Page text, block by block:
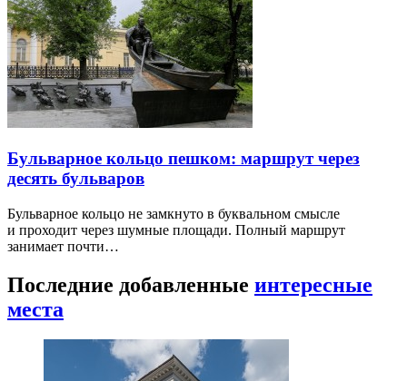
Бульварное кольцо пешком: маршрут через
десять бульваров
Бульварное кольцо не замкнуто в буквальном смысле
и проходит через шумные площади. Полный маршрут
занимает почти…
Последние добавленные интересные
места